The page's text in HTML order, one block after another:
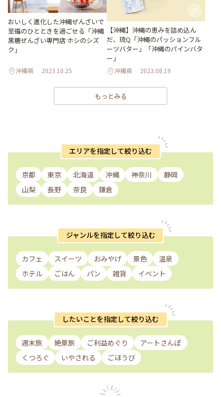
おいしく進化した沖縄ぜんざいで
至福のひとときを過ごせる「沖縄
黒糖ぜんざい専門店 ホシのシズ
ク」
沖縄県 2023.10.25
【沖縄】沖縄の恵みを詰め込ん
だ、琉Q「沖縄のパッションフル
ーツバター」「沖縄のパインバタ
ー」
沖縄県 2023.08.19
もっとみる
エリアを指定して絞り込む
京都 東京 北海道 沖縄 神奈川
静岡
山梨
長野 奈良 鎌倉
ジャンルを指定して絞り込む
カフェ スイーツ おみやげ 景色
温泉
ホテル
ごはん パン 雑貨 イベント
したいことを指定して絞り込む
週末旅 絶景旅 ご利益めぐり
アートさんぽ
くつろぐ
いやされる ごほうび